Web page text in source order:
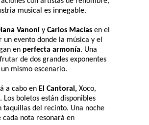
musical es innegable.
Vanoni y Carlos Macías en el
evento donde la música y el
en perfecta armonía. Una
de dos grandes exponentes
mismo escenario.
a cabo en El Cantoral, Xoco,
Los boletos están disponibles
taquillas del recinto. Una noche
nota resonará en